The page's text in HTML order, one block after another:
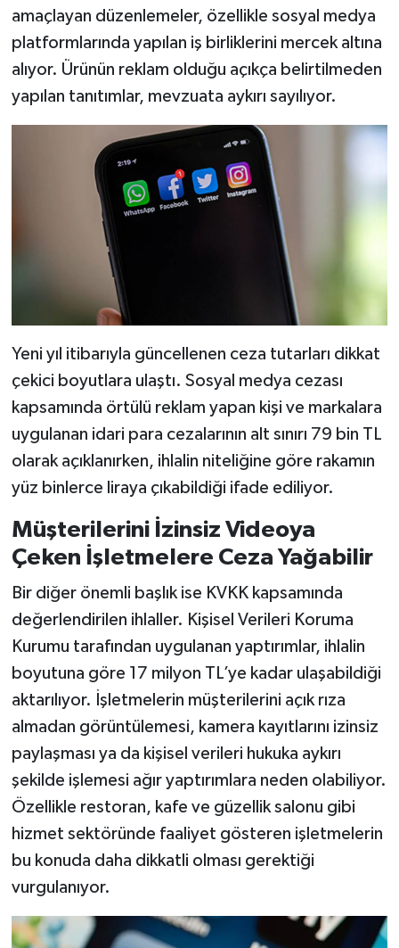
amaçlayan düzenlemeler, özellikle sosyal medya
platformlarında yapılan iş birliklerini mercek altına
alıyor. Ürünün reklam olduğu açıkça belirtilmeden
yapılan tanıtımlar, mevzuata aykırı sayılıyor.
Yeni yıl itibarıyla güncellenen ceza tutarları dikkat
çekici boyutlara ulaştı. Sosyal medya cezası
kapsamında örtülü reklam yapan kişi ve markalara
uygulanan idari para cezalarının alt sınırı 79 bin TL
olarak açıklanırken, ihlalin niteliğine göre rakamın
yüz binlerce liraya çıkabildiği ifade ediliyor.
Müşterilerini İzinsiz Videoya
Çeken İşletmelere Ceza Yağabilir
Bir diğer önemli başlık ise KVKK kapsamında
değerlendirilen ihlaller. Kişisel Verileri Koruma
Kurumu tarafından uygulanan yaptırımlar, ihlalin
boyutuna göre 17 milyon TL’ye kadar ulaşabildiği
aktarılıyor. İşletmelerin müşterilerini açık rıza
almadan görüntülemesi, kamera kayıtlarını izinsiz
paylaşması ya da kişisel verileri hukuka aykırı
şekilde işlemesi ağır yaptırımlara neden olabiliyor.
Özellikle restoran, kafe ve güzellik salonu gibi
hizmet sektöründe faaliyet gösteren işletmelerin
bu konuda daha dikkatli olması gerektiği
vurgulanıyor.
Vefat Haberleri
Yaşam